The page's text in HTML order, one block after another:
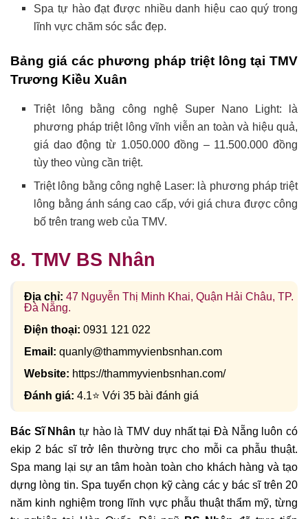
Spa tự hào đạt được nhiều danh hiệu cao quý trong
lĩnh vực chăm sóc sắc đẹp.
Bảng giá các phương pháp triệt lông tại TMV
Trương Kiều Xuân
Triệt lông bằng công nghệ Super Nano Light: là
phương pháp triệt lông vĩnh viễn an toàn và hiệu quả,
giá dao động từ 1.050.000 đồng – 11.500.000 đồng
tùy theo vùng cần triệt.
Triệt lông bằng công nghệ Laser: là phương pháp triệt
lông bằng ánh sáng cao cấp, với giá chưa được công
bố trên trang web của TMV.
8. TMV BS Nhân
Địa chỉ: 47 Nguyễn Thị Minh Khai, Quận Hải Châu, TP.
Đà Nẵng.
Điện thoại: 0931 121 022
Email: quanly@thammyvienbsnhan.com
Website: https://thammyvienbsnhan.com/
Đánh giá: 4.1⭐ Với 35 bài đánh giá
Bác Sĩ Nhân tự hào là TMV duy nhất tại Đà Nẵng luôn có
ekip 2 bác sĩ trở lên thường trực cho mỗi ca phẫu thuật.
Spa mang lại sự an tâm hoàn toàn cho khách hàng và tạo
dựng lòng tin. Spa tuyển chọn kỹ càng các y bác sĩ trên 20
năm kinh nghiệm trong lĩnh vực phẫu thuật thẩm mỹ, từng